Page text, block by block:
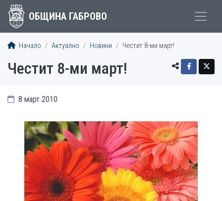
ОБЩИНА ГАБРОВО
Начало Актуално Новини Честит 8-ми март!
Честит 8-ми март!
8 март 2010